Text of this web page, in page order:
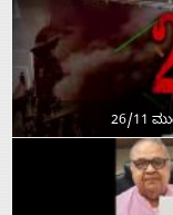
26/11